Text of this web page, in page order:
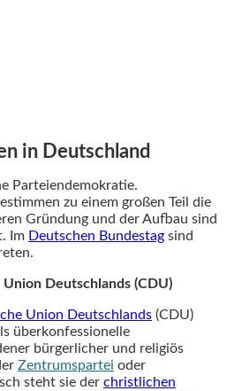
in Deutschland
Parteiendemokratie.
zu einem großen Teil die
Gründung und der Aufbau sind
Im Deutschen Bundestag sind
Deutschlands (CDU)
Union Deutschlands (CDU)
überkonfessionelle
bürgerlicher und religiös
Zentrumspartei oder
steht sie der christlichen